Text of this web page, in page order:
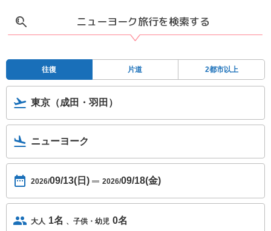
ニューヨーク旅行を検索する
往復 片道 2都市以上
東京（成田・羽田）
ニューヨーク
2026/09/13(日) 2026/09/18(金)
大人 1名 子供・幼児 0名